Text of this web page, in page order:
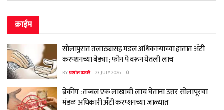
क्राईम
सोलापुरात तलाठ्यासह मंडल अधिकाऱ्याच्या हातात अँटी
करप्शनच्या बेड्या ; फोन पे वरून घेतली लाच
BYप्रशांत कटारे 23 JULY 2026 0
ब्रेकींग : तब्बल एक लाखाची लाच घेताना उत्तर सोलापूरचा
मंडळ अधिकारी अँटी करप्शनच्या जाळ्यात